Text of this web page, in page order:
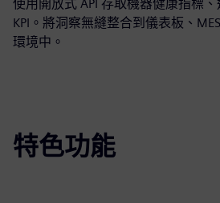
使用開放式 API 存取機器健康指標
KPI。將洞察無縫整合到儀表板、
環境中。
特色功能